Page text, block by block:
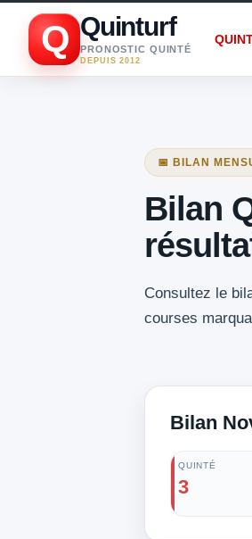
Q Quinturf
PRONOSTIC QUINTÉ
DEPUIS 2012
📅 BILAN
Bilan
Consultez le
courses
Bilan
QUINTÉ
3